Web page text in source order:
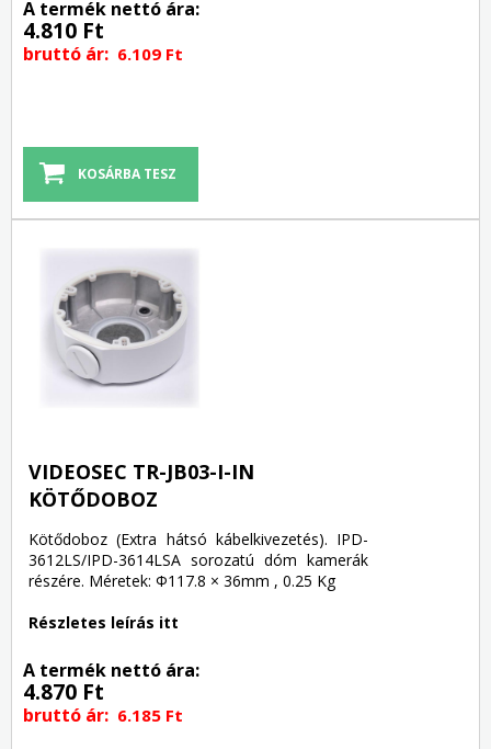
A termék nettó ára:
4.810 Ft
bruttó ár: 6.109 Ft
VIDEOSEC TR-JB03-I-IN
KÖTŐDOBOZ
Kötődoboz (Extra hátsó kábelkivezetés). IPD-
3612LS/IPD-3614LSA sorozatú dóm kamerák
részére. Méretek: Φ117.8 × 36mm , 0.25 Kg
Részletes leírás itt
A termék nettó ára:
4.870 Ft
bruttó ár: 6.185 Ft